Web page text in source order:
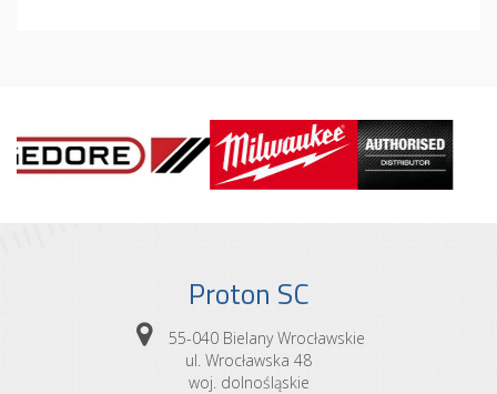
Proton SC
55-040 Bielany Wrocławskie
ul. Wrocławska 48
woj. dolnośląskie